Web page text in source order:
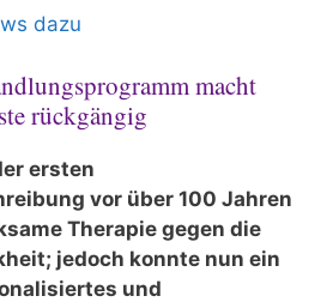
dazu
macht
rückgängig
ersten
vor über 100 Jahren
Therapie gegen die
jedoch konnte nun ein
und